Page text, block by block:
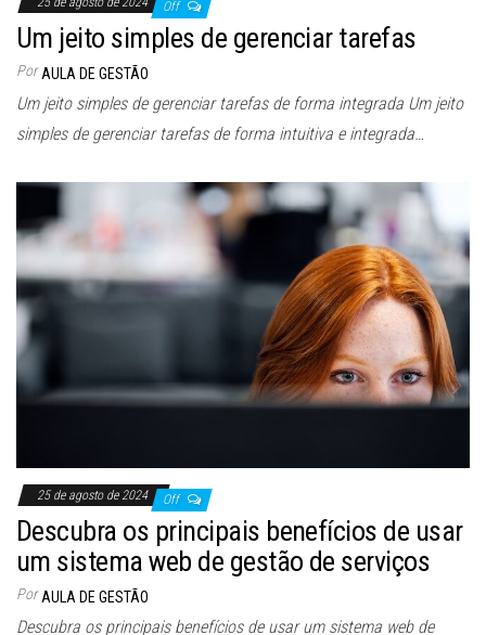
Off
Um jeito simples de gerenciar tarefas
Por AULA DE GESTÃO
Um jeito simples de gerenciar tarefas de forma integrada Um jeito
simples de gerenciar tarefas de forma intuitiva e integrada…
25 de agosto de 2024 Off
Descubra os principais benefícios de usar
um sistema web de gestão de serviços
Por AULA DE GESTÃO
Descubra os principais benefícios de usar um sistema web de